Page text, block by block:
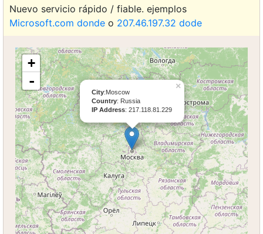
Nuevo servicio rápido / fiable. ejemplos
Microsoft.com donde o 207.46.197.32 dode
×
City:Moscow
Country: Russia
IP Address: 217.118.81.229
+
-